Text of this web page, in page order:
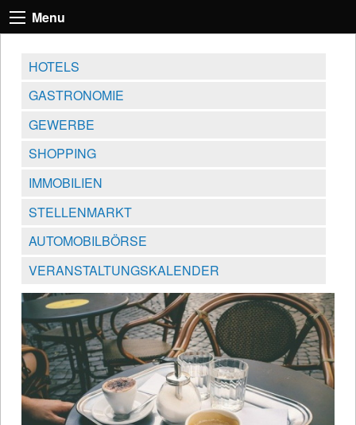
Menu
HOTELS
GASTRONOMIE
GEWERBE
SHOPPING
IMMOBILIEN
STELLENMARKT
AUTOMOBILBÖRSE
VERANSTALTUNGSKALENDER